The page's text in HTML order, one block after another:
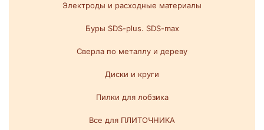
Электроды и расходные материалы
Буры SDS-plus. SDS-max
Сверла по металлу и дереву
Диски и круги
Пилки для лобзика
Все для ПЛИТОЧНИКА